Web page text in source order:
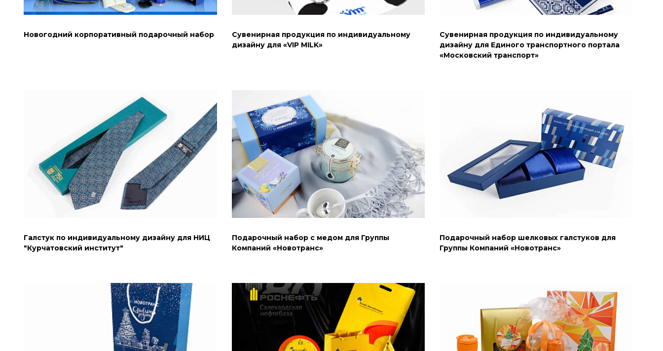
Новогодний корпоративный подарочный набор
Сувенирная продукция по индивидуальному
дизайну для «VIP MILK»
Сувенирная продукция по индивидуальному
дизайну для Единого транспортного портала
«Московский транспорт»
Галстук по индивидуальному дизайну для НИЦ
"Курчатовский институт"
Подарочный набор с медом для Группы
Компаний «Новотранс»
Подарочный набор шелковых галстуков для
Группы Компаний «Новотранс»